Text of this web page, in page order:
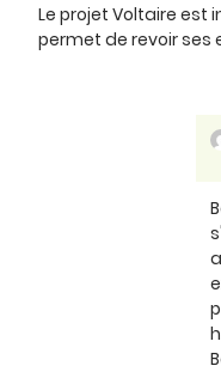
Le projet Voltaire est
permet de revoir ses